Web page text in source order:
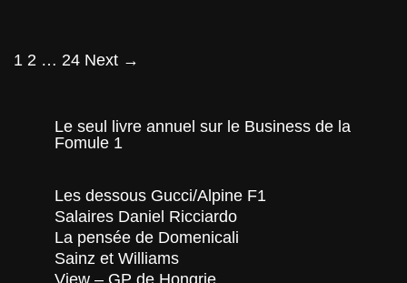
Post
1 2 … 24 Next →
Le seul livre annuel sur le Business de la
Fomule 1
Les dessous Gucci/Alpine F1
Salaires Daniel Ricciardo
La pensée de Domenicali
Sainz et Williams